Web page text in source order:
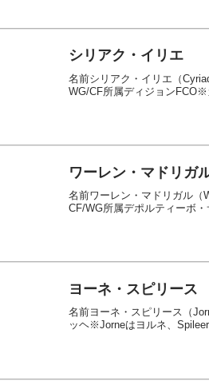
シリアク・イリエ
名前シリアク・イリエ（
WG/CF所属ディジョンFCO※
ワーレン・マドリガ
名前ワーレン・マドリガル（
CF/WG所属デポルティーボ
ヨーネ・スピリース
名前ヨーネ・スピリース（
ッヘ※Jorneはヨルネ、